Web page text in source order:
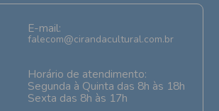
E-mail:
falecom@cirandacultural.com.br
Horário de atendimento:
Segunda à Quinta das 8h às 18h
Sexta das 8h às 17h